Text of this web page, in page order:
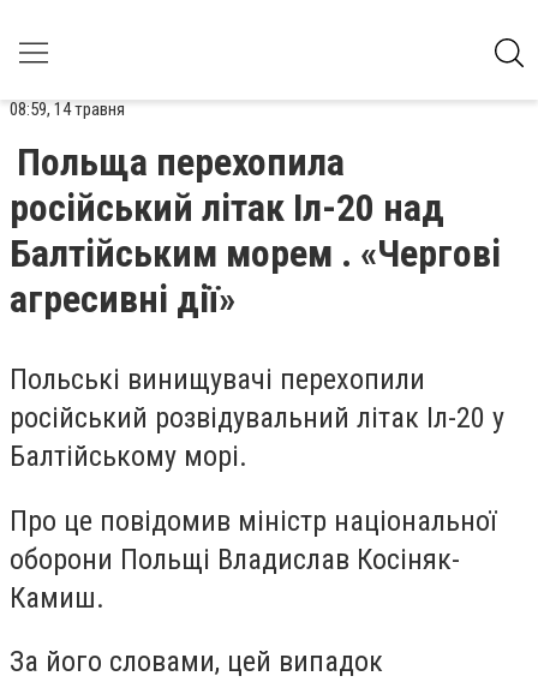
08:59, 14 травня
Польща перехопила
російський літак Іл-20 над
Балтійським морем . «Чергові
агресивні дії»
Польські винищувачі перехопили
російський розвідувальний літак Іл-20 у
Балтійському морі.
Про це повідомив міністр національної
оборони Польщі Владислав Косіняк-
Камиш.
За його словами, цей випадок